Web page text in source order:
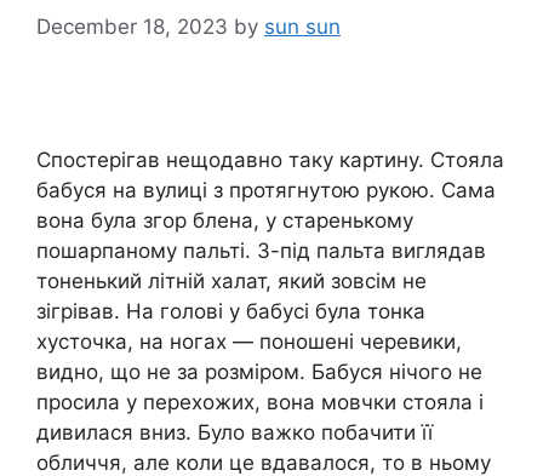
December 18, 2023 by sun sun
Спостерігав нещодавно таку картину. Стояла
бабуся на вулиці з протягнутою рукою. Сама
вона була згор блена, у старенькому
пошарпаному пальті. З-під пальта виглядав
тоненький літній халат, який зовсім не
зігрівав. На голові у бабусі була тонка
хусточка, на ногах — поношені черевики,
видно, що не за розміром. Бабуся нічого не
просила у перехожих, вона мовчки стояла і
дивилася вниз. Було важко побачити її
обличчя, але коли це вдавалося, то в ньому